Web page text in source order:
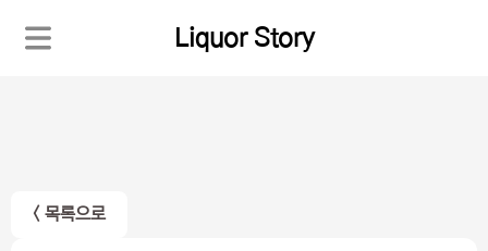
Liquor Story
< 목록으로